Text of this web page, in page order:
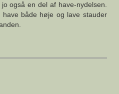
også en del af have-nydelsen.
både høje og lave stauder